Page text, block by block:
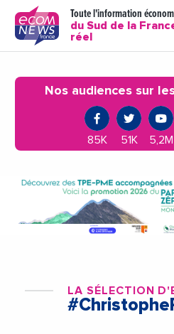
Toute l'information
du Sud de la
réel
Nos audiences sur
85K 51K 5,2M
LA SÉLECTION